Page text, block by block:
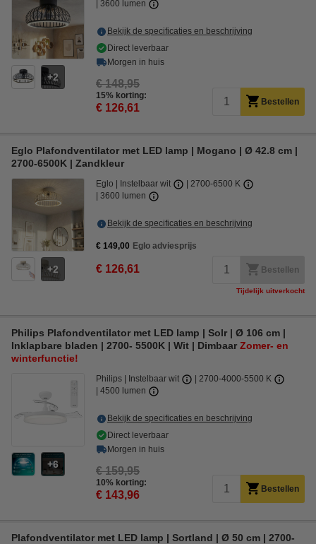
2
3600 lumen
Bekijk de specificaties en beschrijving
Direct leverbaar
Morgen in huis
€ 148,95
15% korting:
€ 126,61 Bestellen
Eglo Plafondventilator met LED lamp | Mogano | Ø 42.8 cm |
2700-6500K | Zandkleur
2
Eglo Instelbaar wit
2700-6500 K
3600 lumen
Bekijk de specificaties en beschrijving
€ 149,00 Eglo adviesprijs
€ 126,61 Bestellen
Tijdelijk uitverkocht
Philips Plafondventilator met LED lamp | Solr | Ø 106 cm |
Inklapbare bladen | 2700- 5500K | Wit | Dimbaar Zomer- en
winterfunctie!
6
Philips Instelbaar wit
2700-4000-5500 K
4500 lumen
Bekijk de specificaties en beschrijving
Direct leverbaar
Morgen in huis
€ 159,95
10% korting:
€ 143,96 Bestellen
Plafondventilator met LED lamp | Sortland | Ø 50 cm | 2700-